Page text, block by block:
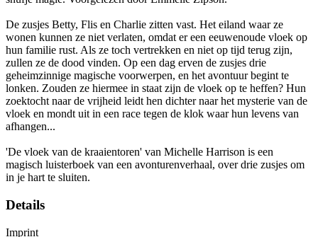
De zusjes Betty, Flis en Charlie zitten vast. Het eiland waar ze
wonen kunnen ze niet verlaten, omdat er een eeuwenoude vloek op
hun familie rust. Als ze toch vertrekken en niet op tijd terug zijn,
zullen ze de dood vinden. Op een dag erven de zusjes drie
geheimzinnige magische voorwerpen, en het avontuur begint te
lonken. Zouden ze hiermee in staat zijn de vloek op te heffen? Hun
zoektocht naar de vrijheid leidt hen dichter naar het mysterie van de
vloek en mondt uit in een race tegen de klok waar hun levens van
afhangen...
'De vloek van de kraaientoren' van Michelle Harrison is een
magisch luisterboek van een avonturenverhaal, over drie zusjes om
in je hart te sluiten.
Details
Imprint